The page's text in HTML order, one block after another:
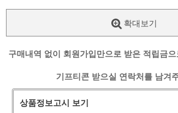
확대보기
구매내역 없이 회원가입만으로 받은 적립금
기프티콘 받으실 연락처를 남겨
상품정보고시 보기